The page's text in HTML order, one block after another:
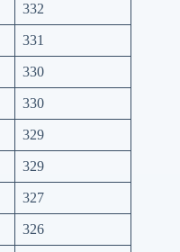
332
331
330
330
329
329
327
326